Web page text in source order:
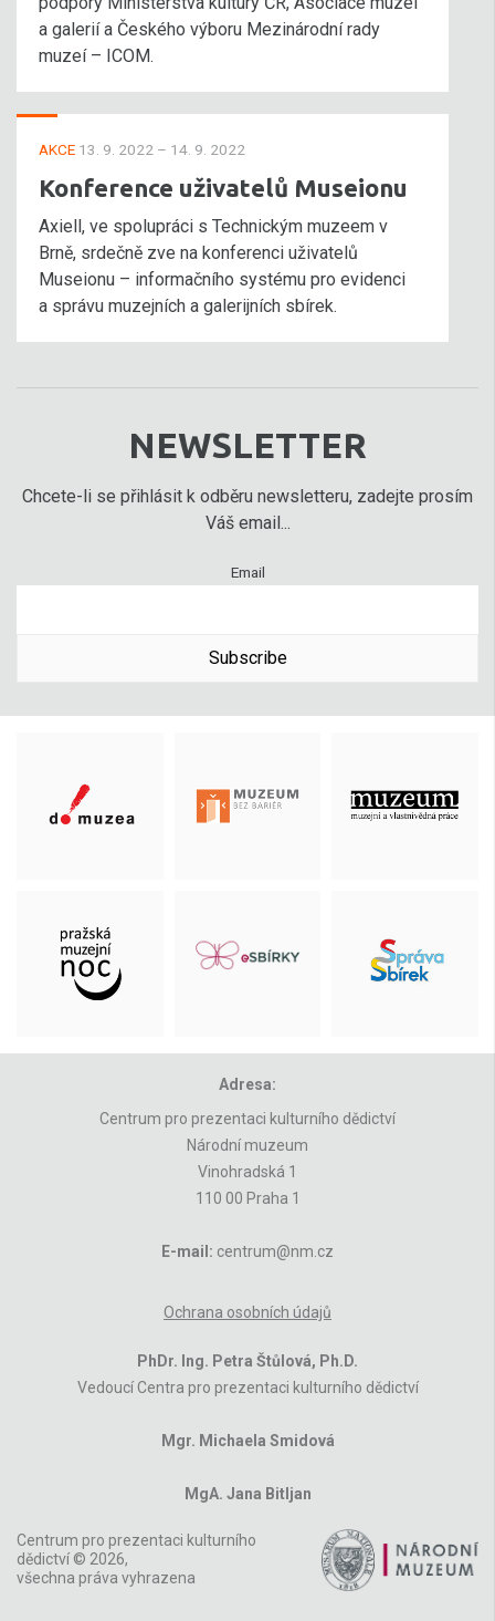
a galerií a Českého výboru Mezinárodní rady
muzeí – ICOM.
AKCE 13. 9. 2022 – 14. 9. 2022
Konference uživatelů Museionu
Axiell, ve spolupráci s Technickým muzeem v
Brně, srdečně zve na konferenci uživatelů
Museionu – informačního systému pro evidenci
a správu muzejních a galerijních sbírek.
NEWSLETTER
Chcete-li se přihlásit k odběru newsletteru, zadejte prosím
Váš email...
Email
Subscribe
Adresa:
Centrum pro prezentaci kulturního dědictví
Národní muzeum
Vinohradská 1
110 00 Praha 1
E-mail: centrum@nm.cz
Ochrana osobních údajů
PhDr. Ing. Petra Štůlová, Ph.D.
Vedoucí Centra pro prezentaci kulturního dědictví
Mgr. Michaela Smidová
MgA. Jana Bitljan
Centrum pro prezentaci kulturního
dědictví © 2026,
všechna práva vyhrazena